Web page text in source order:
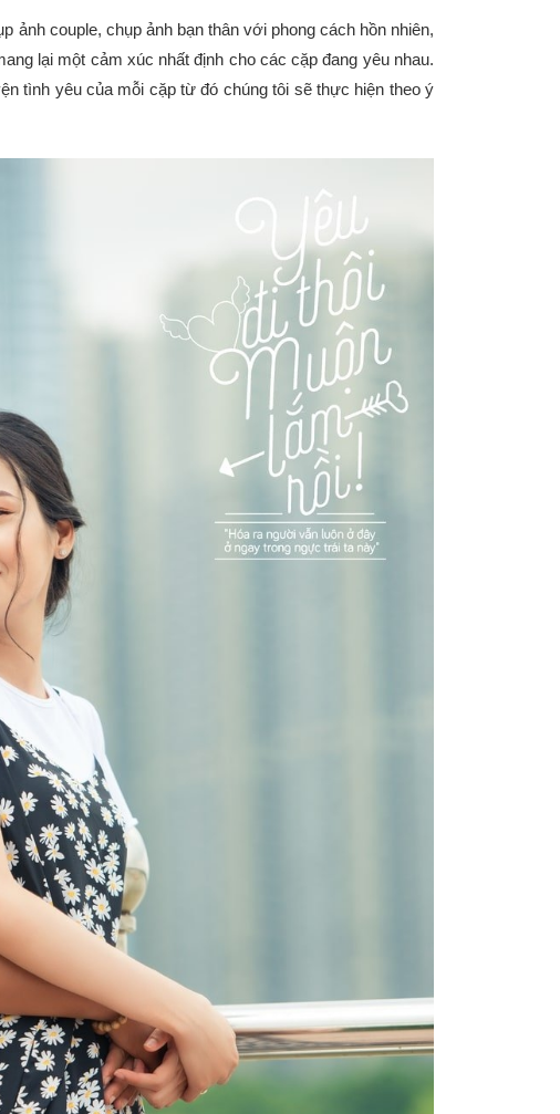
ảnh couple, chụp ảnh bạn thân với phong cách hồn nhiên,
lại một cảm xúc nhất định cho các cặp đang yêu nhau.
tình yêu của mỗi cặp từ đó chúng tôi sẽ thực hiện theo ý